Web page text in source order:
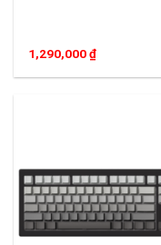
1,290,000₫